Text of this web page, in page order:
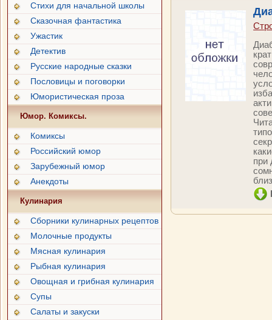
при
Стихи для начальной школы
Сказочная фантастика
Ужастик
Детектив
Русские народные сказки
Пословицы и поговорки
Юмористическая проза
Юмор. Комиксы.
Комиксы
Российский юмор
Зарубежный юмор
Анекдоты
Кулинария
Сборники кулинарных рецептов
Молочные продукты
Мясная кулинария
Рыбная кулинария
Овощная и грибная кулинария
Супы
Салаты и закуски